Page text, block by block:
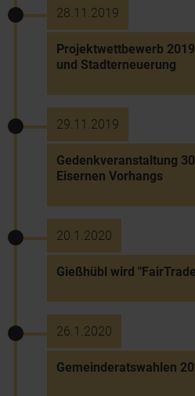
28.11.2019
Projektwettbewerb
und Stadterneuerung
29.11.2019
Gedenkveranstaltung
Eisernen Vorhangs
20.1.2020
Gießhübl wird
26.1.2020
Gemeinderatswahlen